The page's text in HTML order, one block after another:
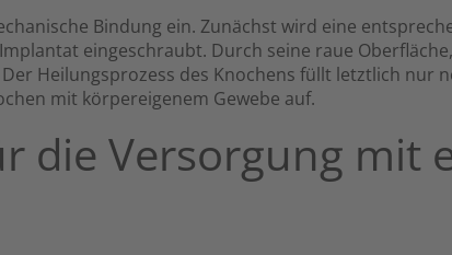
Bindung ein. Zunächst wird eine
eingeschraubt. Durch seine raue
Heilungsprozess des Knochens füllt letztlich nur
mit körpereigenem Gewebe auf.
die Versorgung mit